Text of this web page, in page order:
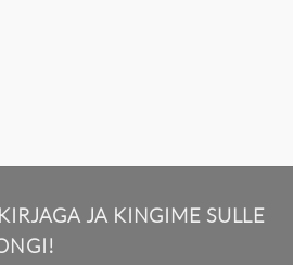
JA KINGIME SULLE